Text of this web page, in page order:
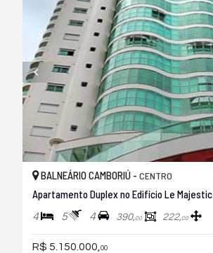
BALNEÁRIO CAMBORIÚ - CENTRO
Apartamento Duplex no Edifício Le Majestic
4 5 4 390,00 222,00
R$ 5.150.000, 00